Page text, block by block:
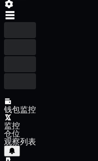
钱包监控
监控
仓位
观察列表